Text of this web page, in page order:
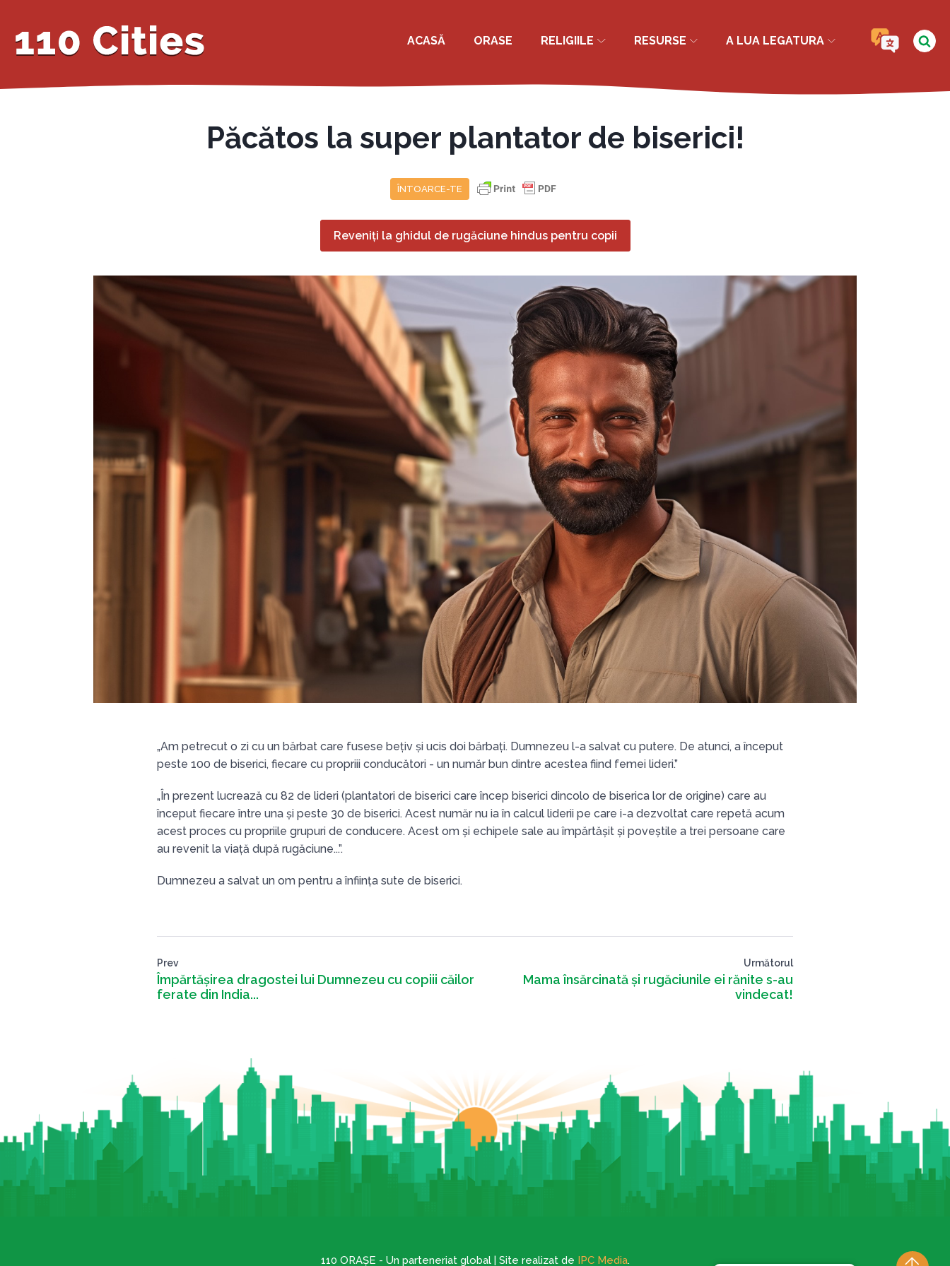
ACASĂ ORASE RELIGIILE RESURSE A LUA LEGATURA
Păcătos la super plantator de biserici!
ÎNTOARCE-TE
Reveniți la ghidul de rugăciune hindus pentru copii
„Am petrecut o zi cu un bărbat care fusese bețiv și ucis doi bărbați. Dumnezeu l-a salvat cu putere. De atunci, a început
peste 100 de biserici, fiecare cu propriii conducători - un număr bun dintre acestea fiind femei lideri.”
„În prezent lucrează cu 82 de lideri (plantatori de biserici care încep biserici dincolo de biserica lor de origine) care au
început fiecare între una și peste 30 de biserici. Acest număr nu ia în calcul liderii pe care i-a dezvoltat care repetă acum
acest proces cu propriile grupuri de conducere. Acest om și echipele sale au împărtășit și poveștile a trei persoane care
au revenit la viață după rugăciune...”.
Dumnezeu a salvat un om pentru a înființa sute de biserici.
Prev
Împărtășirea dragostei lui Dumnezeu cu copiii căilor
ferate din India...
Următorul
Mama însărcinată și rugăciunile ei rănite s-au
vindecat!
110 ORAȘE - Un parteneriat global | Site realizat de IPC Media.